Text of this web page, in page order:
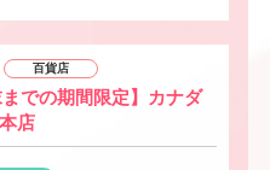
百貨店
までの期間限定】カナダ
店